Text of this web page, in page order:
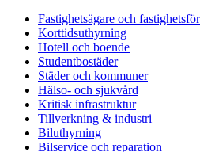
Fastighetsägare och
Korttidsuthyrning
Hotell och boende
Studentbostäder
Städer och kommuner
Hälso- och sjukvård
Kritisk infrastruktur
Tillverkning & industri
Biluthyrning
Bilservice och reparation